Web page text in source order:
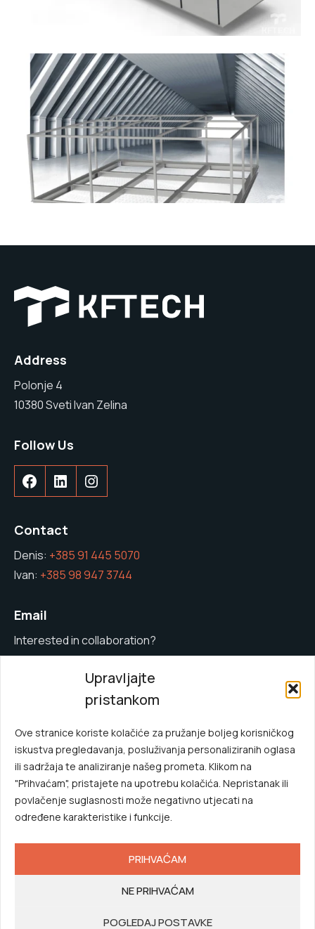
Upravljajte
pristankom
Ove stranice koriste kolačiće za pružanje boljeg korisničkog
iskustva pregledavanja, posluživanja personaliziranih oglasa
ili sadržaja te analiziranje našeg prometa. Klikom na
"Prihvaćam", pristajete na upotrebu kolačića. Nepristanak ili
povlačenje suglasnosti može negativno utjecati na
određene karakteristike i funkcije.
PRIHVAĆAM
NE PRIHVAĆAM
POGLEDAJ POSTAVKE
Address
Polonje 4
10380 Sveti Ivan Zelina
Follow Us
Contact
Denis: +385 91 445 5070
Ivan: +385 98 947 3744
Email
Interested in collaboration?
info@kftech.hr
Main Menu
Metalworks
Industrial
Gallery
About us
Contact
© 2026. KF Tech | Website bygetim.hr